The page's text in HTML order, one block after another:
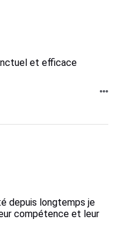
et efficace
depuis longtemps je
compétence et leur